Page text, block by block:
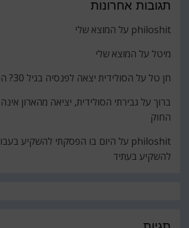
תגובות אחרונות
philoshit על המוצא שלי
מיטל על המוצא שלי
חן טל על הסולידית יצאה לפנסיה בגיל 30? הנה הקאץ'
ברוך על גבירתי הסולידית, יציאה מהארון
החוק
philoshit על היום בו הפסקתי להשקיע
להשקיע בעתיד